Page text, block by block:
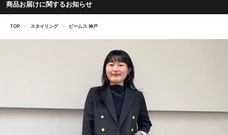
商品お届けに関するお知らせ
TOP > スタイリング > ビームス 神戸